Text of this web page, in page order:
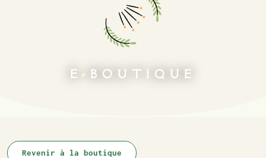
E-BOUTIQUE
Revenir à la boutique